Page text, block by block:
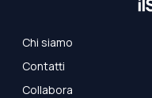
Chi siamo
Contatti
Collabora